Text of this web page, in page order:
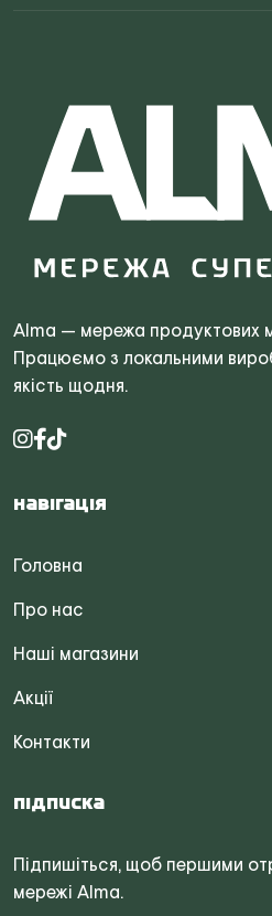
Alma — мережа продуктових
Працюємо з локальними
якість щодня.
Навігація
Головна
Про нас
Наші магазини
Акції
Контакти
Підписка
Підпишіться, щоб першими
мережі Alma.